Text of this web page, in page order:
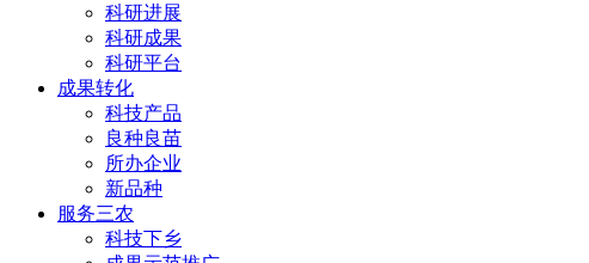
科研进展
科研成果
科研平台
成果转化
科技产品
良种良苗
所办企业
新品种
服务三农
科技下乡